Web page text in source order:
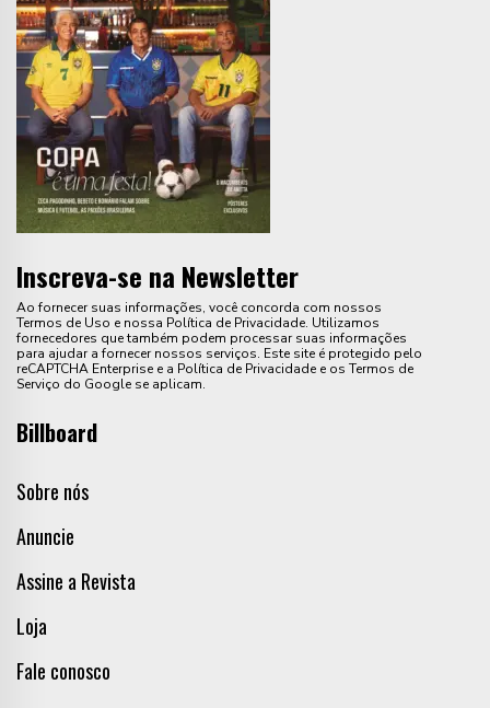
Inscreva-se na Newsletter
Ao fornecer suas informações, você concorda com nossos
Termos de Uso e nossa Política de Privacidade. Utilizamos
fornecedores que também podem processar suas informações
para ajudar a fornecer nossos serviços. Este site é protegido pelo
reCAPTCHA Enterprise e a Política de Privacidade e os Termos de
Serviço do Google se aplicam.
Billboard
Sobre nós
Anuncie
Assine a Revista
Loja
Fale conosco